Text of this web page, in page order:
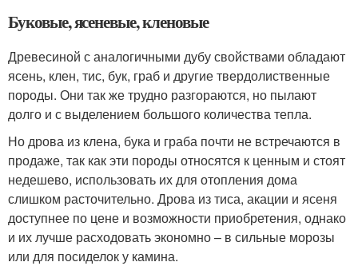
Буковые, ясеневые, кленовые
Древесиной с аналогичными дубу свойствами обладают
ясень, клен, тис, бук, граб и другие твердолиственные
породы. Они так же трудно разгораются, но пылают
долго и с выделением большого количества тепла.
Но дрова из клена, бука и граба почти не встречаются в
продаже, так как эти породы относятся к ценным и стоят
недешево, использовать их для отопления дома
слишком расточительно. Дрова из тиса, акации и ясеня
доступнее по цене и возможности приобретения, однако
и их лучше расходовать экономно – в сильные морозы
или для посиделок у камина.